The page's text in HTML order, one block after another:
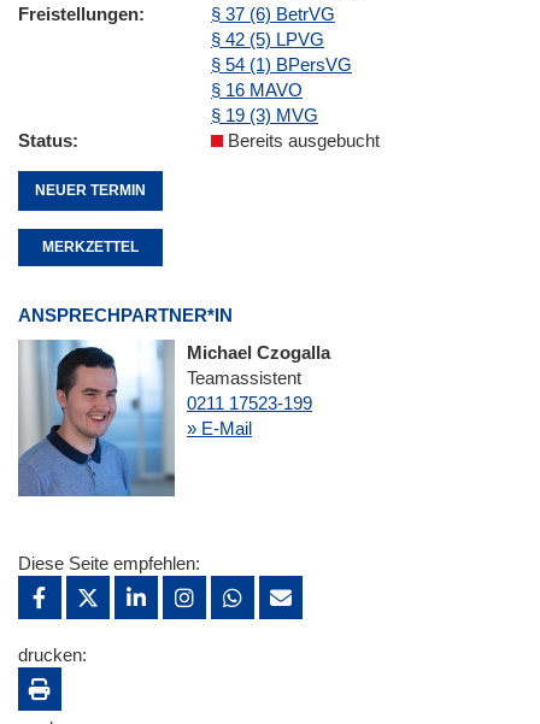
Freistellungen
§ 37 (6) BetrVG
§ 42 (5) LPVG
§ 54 (1) BPersVG
§ 16 MAVO
§ 19 (3) MVG
Status
Bereits ausgebucht
NEUER TERMIN
MERKZETTEL
ANSPRECHPARTNER*IN
Michael Czogalla
Teamassistent
0211 17523-199
» E-Mail
Diese Seite empfehlen:
drucken: